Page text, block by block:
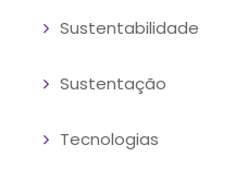
Sustentabilidade
Sustentação
Tecnologias